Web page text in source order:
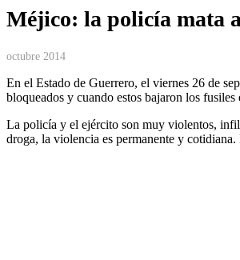
Méjico: la policía mata
octubre 2014
En el Estado de Guerrero, el viernes 26 de
bloqueados y cuando estos bajaron los
La policía y el ejército son muy violentos,
droga, la violencia es permanente y